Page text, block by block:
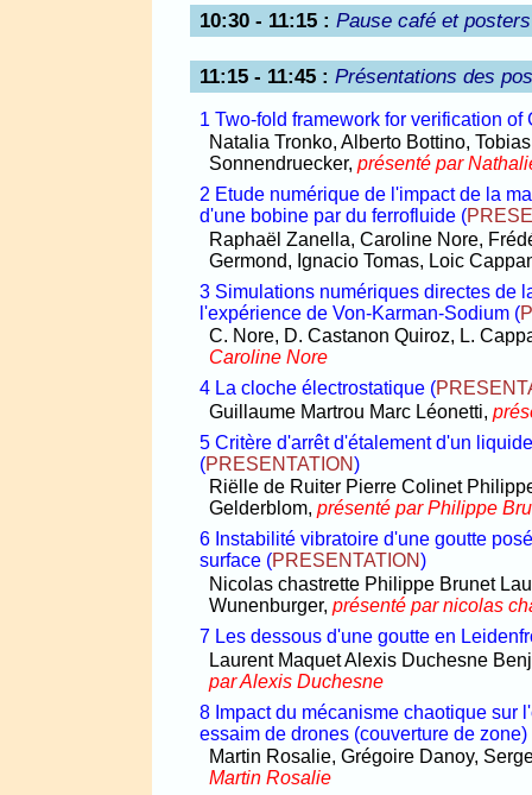
10:30 - 11:15 :Pause café et
11:15 - 11:45 :Présentations des
1 Two-fold framework for verification of
Natalia Tronko, Alberto Bottino,
Sonnendruecker, présenté par
2 Etude numérique de l'impact de la
d'une bobine par du ferrofluide (
Raphaël Zanella, Caroline Nore,
Germond, Ignacio Tomas, Loic
3 Simulations numériques directes de
l'expérience de Von-Karman-Sodium (
C. Nore, D. Castanon Quiroz, L.
Caroline Nore
4 La cloche électrostatique (
Guillaume Martrou Marc Léonetti,
5 Critère d'arrêt d'étalement d'un
(PRESENTATION)
Riëlle de Ruiter Pierre Colinet
Gelderblom, présenté par Philippe
6 Instabilité vibratoire d'une goutte
surface (PRESENTATION )
Nicolas chastrette Philippe Brunet
Wunenburger, présenté par nicolas
7 Les dessous d'une goutte en
Laurent Maquet Alexis Duchesne
par Alexis Duchesne
8 Impact du mécanisme chaotique sur
essaim de drones (couverture de zone)
Martin Rosalie, Grégoire Danoy,
Martin Rosalie